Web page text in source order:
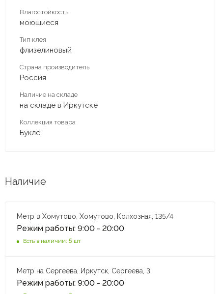
Влагостойкость
моющиеся
Тип клея
флизелиновый
Страна производитель
Россия
Наличие на складе
на складе в Иркутске
Коллекция товара
Букле
Наличие
Метр в Хомутово, Хомутово, Колхозная, 135/4
Режим работы: 9:00 - 20:00
Есть в наличии: 5 шт
Метр на Сергеева, Иркутск, Сергеева, 3
Режим работы: 9:00 - 20:00